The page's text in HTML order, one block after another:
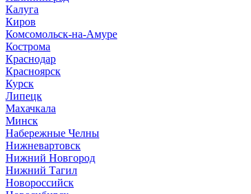
Калуга
Киров
Комсомольск-на-Амуре
Кострома
Краснодар
Красноярск
Курск
Липецк
Махачкала
Минск
Набережные Челны
Нижневартовск
Нижний Новгород
Нижний Тагил
Новороссийск